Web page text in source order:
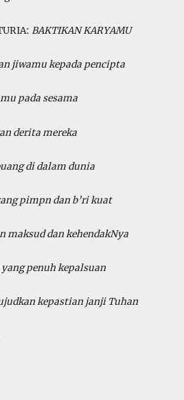
BAKTIKAN KARYAMU
jiwamu kepada pencipta
pada sesama
derita mereka
di dalam dunia
pimpn dan b’ri kuat
maksud dan kehendakNya
penuh kepalsuan
kepastian janji Tuhan